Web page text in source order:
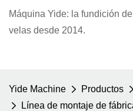
Máquina Yide: la fundición
velas desde 2014.
Yide Machine Productos
Línea de montaje de